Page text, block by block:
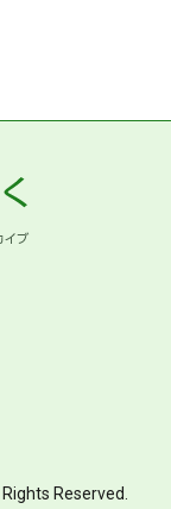
Reserved.